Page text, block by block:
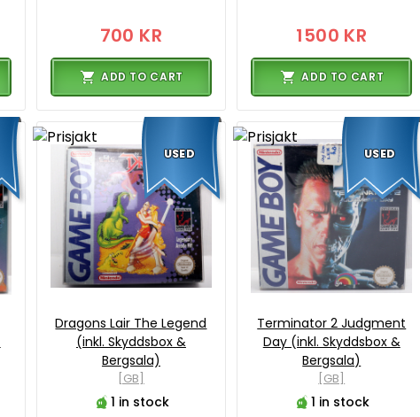
700 KR
ADD TO CART
1500 KR
ADD TO CART
Dragons Lair The Legend
(inkl. Skyddsbox &
Bergsala)
[GB]
1 in stock
USED
Terminator 2 Judgment
Day (inkl. Skyddsbox &
Bergsala)
[GB]
1 in stock
USED